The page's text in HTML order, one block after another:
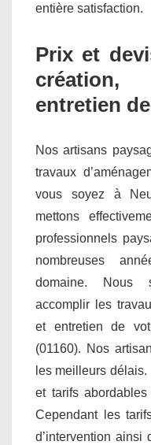
entière satisfaction.
Prix et
création,
entretien
Nos artisans
travaux
vous soyez à
mettons
professionnels
nombreuses
domaine. Nous
accomplir les
et entretien de
(01160). Nos
les meilleurs
et tarifs
Cependant les
d’intervention ainsi